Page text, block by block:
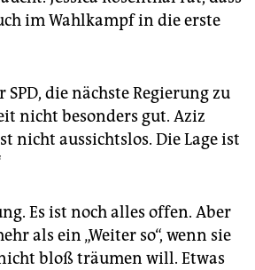
im Wahlkampf in die erste
SPD, die nächste Regierung zu
nicht besonders gut. Aziz
nicht aussichtslos. Die Lage ist
Es ist noch alles offen. Aber
als ein „Weiter so“, wenn sie
bloß träumen will. Etwas